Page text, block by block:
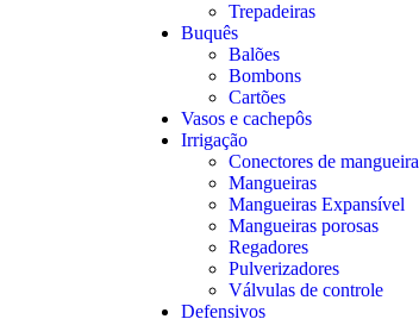
Trepadeiras
Buquês
Balões
Bombons
Cartões
Vasos e cachepôs
Irrigação
Conectores de mangueira
Mangueiras
Mangueiras Expansível
Mangueiras porosas
Regadores
Pulverizadores
Válvulas de controle
Defensivos